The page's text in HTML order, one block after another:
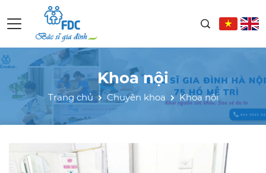
Khoa nội
Trang chủ Chuyên khoa Khoa nội